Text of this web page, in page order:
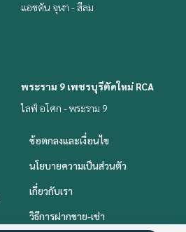
แอชตัน จุฬา - สีลม
พระราม 9 เพชรบุรีตัดใหม่ RCA
ไลฟ์ อโศก - พระราม 9
ข้อตกลงและเงื่อนไข
นโยบายความเป็นส่วนตัว
เกี่ยวกับเรา
วิธีการฝากขาย-เช่า